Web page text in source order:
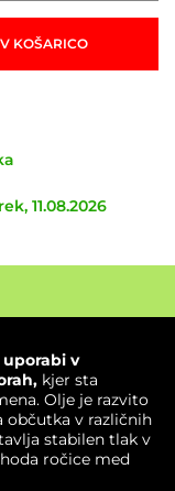
KOŠARICO
11.08.2026
v
kjer sta
Olje je razvito
občutka v različnih
stabilen tlak v
ročice med